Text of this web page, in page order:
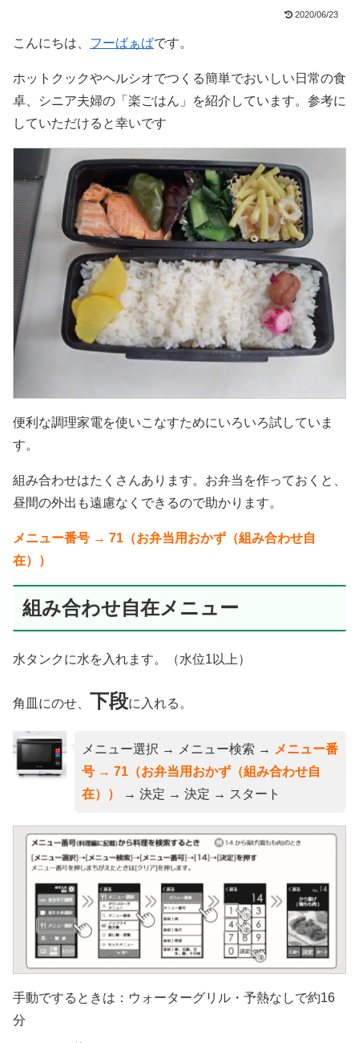
2020/06/23
こんにちは、 フーばぁばです。
ホットクックやヘルシオでつくる簡単でおいしい日常の食
卓、シニア夫婦の「楽ごはん」を紹介しています。参考に
していただけると幸いです
便利な調理家電を使いこなすためにいろいろ試していま
す。
組み合わせはたくさんあります。お弁当を作っておくと、
昼間の外出も遠慮なくできるので助かります。
メニュー番号 → 71（お弁当用おかず（組み合わせ自
在））
組み合わせ自在メニュー
水タンクに水を入れます。（水位1以上）
角皿にのせ、 下段に入れる。
メニュー選択 → メニュー検索 → メニュー番
号 → 71（お弁当用おかず（組み合わせ自
在））
→ 決定 → 決定 → スタート
手動でするときは：ウォーターグリル・予熱なしで約16
分